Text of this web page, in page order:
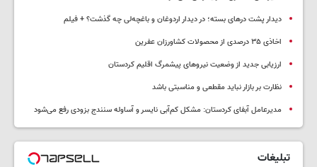
دیدار پشت درهای بسته؛ در دیدار اردوغان و باغچه‌لی چه گذشت؟ + فیلم
اخاذی ۳۵ درصدی از محصولات کشاورزان عفرین
ارزیابی جدید از وضعیت نیروهای پیشمرگ اقلیم کردستان
نظارت بر بازار نباید مقطعی و مناسبتی باشد
مدیرعامل آبفای کردستان: مشکل کم‌آبی نایسر و آساوله سنندج بزودی رفع می‌شود
تبلیغات